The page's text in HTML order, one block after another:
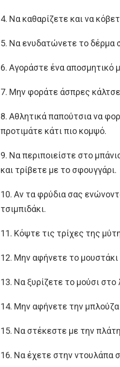
4. Να καθαρίζετε και να
5. Να ενυδατώνετε το δέρμα
6. Αγοράστε ένα αποσμητικό
7. Μην φοράτε άσπρες
8. Αθλητικά παπούτσια να
προτιμάτε κάτι πιο κομψό.
9. Να περιποιείστε στο
και τρίβετε με το σφουγγάρι.
10. Αν τα φρύδια σας
τσιμπιδάκι.
11. Κόψτε τις τρίχες της
12. Μην αφήνετε το μουστάκι
13. Να ξυρίζετε το μούσι στο
14. Μην αφήνετε την μπλούζα
15. Να στέκεστε με την πλάτη
16. Να έχετε στην ντουλάπα